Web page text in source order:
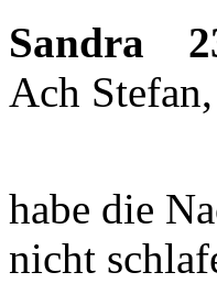
Sandra
Ach Stefan,
habe die
nicht